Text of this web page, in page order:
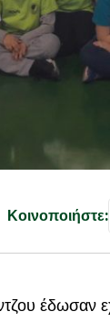
Κοινοποιήστε:
έδωσαν